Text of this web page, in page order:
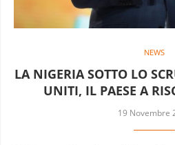
NEWS
LA NIGERIA SOTTO LO
UNITI, IL PAESE A
19 Novembre